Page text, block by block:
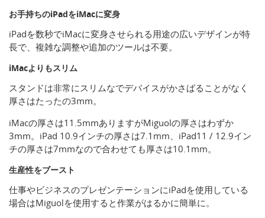
お手持ちのiPadをiMacに変身
iPadを数秒でiMacに変身させられる用途の広いデザインが特
長で、複雑な調整や追加のツールは不要。
iMacよりもスリム
スタンドは非常にスリムなでデバイスがかさばることがなく
厚さはたったの3mm。
iMacの厚さは11.5mmありますがMiguolの厚さはわずか
3mm。iPad 10.9インチの厚さは7.1mm、iPad11 / 12.9イン
チの厚さは7mmなので合わせても厚さは10.1mm。
生産性をブースト
仕事やビジネスのプレゼンテーションにiPadを使用している
場合はMiguolを使用すると作業がはるかに簡単に。